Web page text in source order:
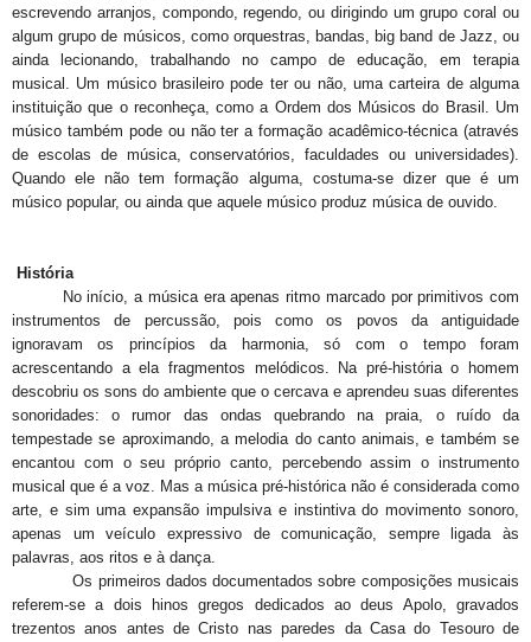
escrevendo arranjos, compondo, regendo, ou dirigindo um grupo coral ou
algum grupo de músicos, como orquestras, bandas, big band de Jazz, ou
ainda lecionando, trabalhando no campo de educação, em terapia
musical. Um músico brasileiro pode ter ou não, uma carteira de alguma
instituição que o reconheça, como a Ordem dos Músicos do Brasil. Um
músico também pode ou não ter a formação acadêmico-técnica (através
de escolas de música, conservatórios, faculdades ou universidades).
Quando ele não tem formação alguma, costuma-se dizer que é um
músico popular, ou ainda que aquele músico produz música de ouvido.
História
No início, a música era apenas ritmo marcado por primitivos com
instrumentos de percussão, pois como os povos da antiguidade
ignoravam os princípios da harmonia, só com o tempo foram
acrescentando a ela fragmentos melódicos. Na pré-história o homem
descobriu os sons do ambiente que o cercava e aprendeu suas diferentes
sonoridades: o rumor das ondas quebrando na praia, o ruído da
tempestade se aproximando, a melodia do canto animais, e também se
encantou com o seu próprio canto, percebendo assim o instrumento
musical que é a voz. Mas a música pré-histórica não é considerada como
arte, e sim uma expansão impulsiva e instintiva do movimento sonoro,
apenas um veículo expressivo de comunicação, sempre ligada às
palavras, aos ritos e à dança.
Os primeiros dados documentados sobre composições musicais
referem-se a dois hinos gregos dedicados ao deus Apolo, gravados
trezentos anos antes de Cristo nas paredes da Casa do Tesouro de